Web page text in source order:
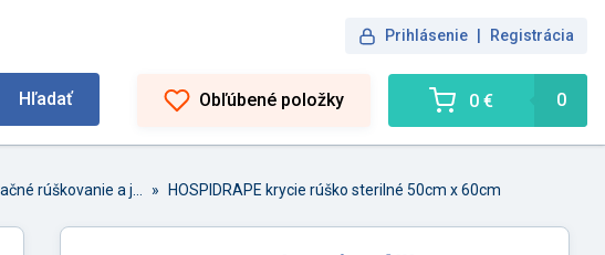
Hľadať
Prihlásenie Registrácia
Obľúbené položky 0 € 0
» HOSPIDRAPE krycie rúško sterilné 50cm x 60cm